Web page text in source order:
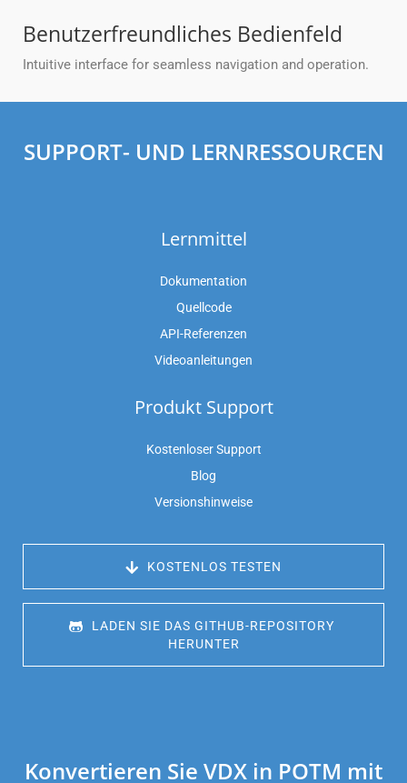
Benutzerfreundliches Bedienfeld
Intuitive interface for seamless navigation and operation.
SUPPORT- UND LERNRESSOURCEN
Lernmittel
Dokumentation
Quellcode
API-Referenzen
Videoanleitungen
Produkt Support
Kostenloser Support
Blog
Versionshinweise
KOSTENLOS TESTEN
LADEN SIE DAS GITHUB-REPOSITORY
HERUNTER
Konvertieren Sie VDX in POTM mit